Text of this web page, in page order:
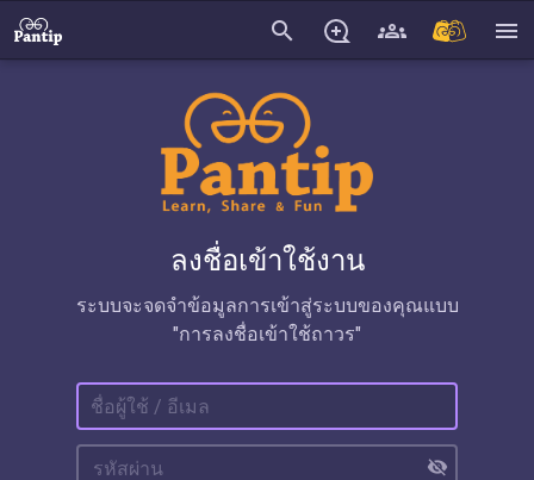
search menu
ลงชื่อเข้าใช้งาน
ระบบจะจดจำข้อมูลการเข้าสู่ระบบของคุณแบบ
"การลงชื่อเข้าใช้ถาวร"
visibility_off